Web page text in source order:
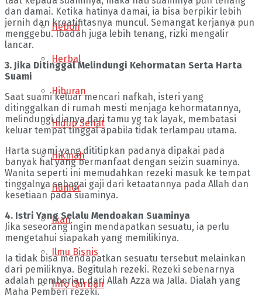
Heboh
Herbal
Hiburan
Hidup Sehat
Hikmah
Humor
Ikan
Ilmu Bisnis
Info Qurban
dan damai. Ketika hatinya damai, ia bisa berpikir lebih
jernih dan kreatifitasnya muncul. Semangat kerjanya pun
menggebu. Ibadah juga lebih tenang, rizki mengalir
lancar.
3. Jika Ditinggal Melindungi Kehormatan Serta Harta
Suami
Saat suami keluar mencari nafkah, isteri yang
ditinggalkan di rumah mesti menjaga kehormatannya,
melindungi dianya dari tamu yg tak layak, membatasi
keluar tempat tinggal apabila tidak terlampau utama.
Harta suami yang dititipkan padanya dipakai pada
banyak hal yang bermanfaat dengan seizin suaminya.
Wanita seperti ini memudahkan rezeki masuk ke tempat
tinggalnya sebagai gaji dari ketaatannya pada Allah dan
kesetiaan pada suaminya.
4. Istri Yang Selalu Mendoakan Suaminya
Jika seseorang ingin mendapatkan sesuatu, ia perlu
mengetahui siapakah yang memilikinya.
Ia tidak bisa mendapatkan sesuatu tersebut melainkan
dari pemiliknya. Begitulah rezeki. Rezeki sebenarnya
adalah pemberian dari Allah Azza wa Jalla. Dialah yang
Maha Pemberi rezeki.